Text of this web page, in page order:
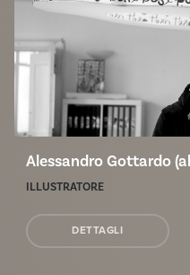
Alessandro Gottardo
ILLUSTRATORE
DETTAGLI